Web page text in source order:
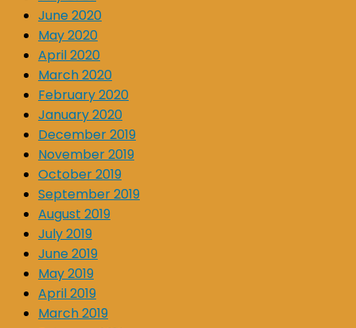
June 2020
May 2020
April 2020
March 2020
February 2020
January 2020
December 2019
November 2019
October 2019
September 2019
August 2019
July 2019
June 2019
May 2019
April 2019
March 2019